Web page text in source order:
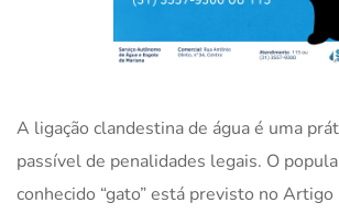
A ligação clandestina de água é uma
passível de penalidades legais. O
conhecido “gato” está previsto no